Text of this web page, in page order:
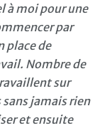
à moi pour une
par
place de
Nombre de
sur
jamais rien
et ensuite